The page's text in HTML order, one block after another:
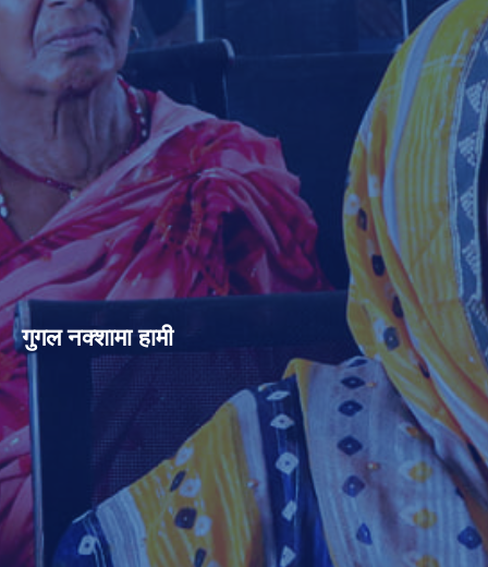
गुगल नक्शामा हामी